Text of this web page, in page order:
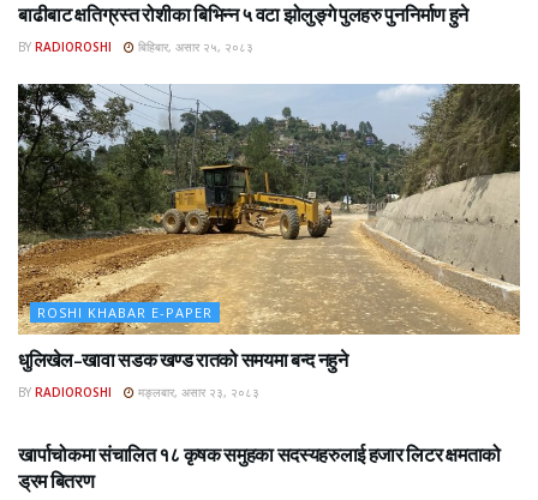
बाढीबाट क्षतिग्रस्त रोशीका बिभिन्न ५ वटा झोलुङ्गे पुलहरु पुननिर्माण हुने
BY RADIOROSHI बिहिबार, असार २५, २०८३
ROSHI KHABAR E-PAPER
धुलिखेल–खावा सडक खण्ड रातको समयमा बन्द नहुने
BY RADIOROSHI मङ्लबार, असार २३, २०८३
खार्पाचोकमा संचालित १८ कृषक समुहका सदस्यहरुलाई हजार लिटर क्षमताको
ड्रम बितरण